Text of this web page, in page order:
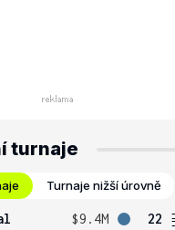
turnaje
Turnaje nižší úrovně
$9.4M
22